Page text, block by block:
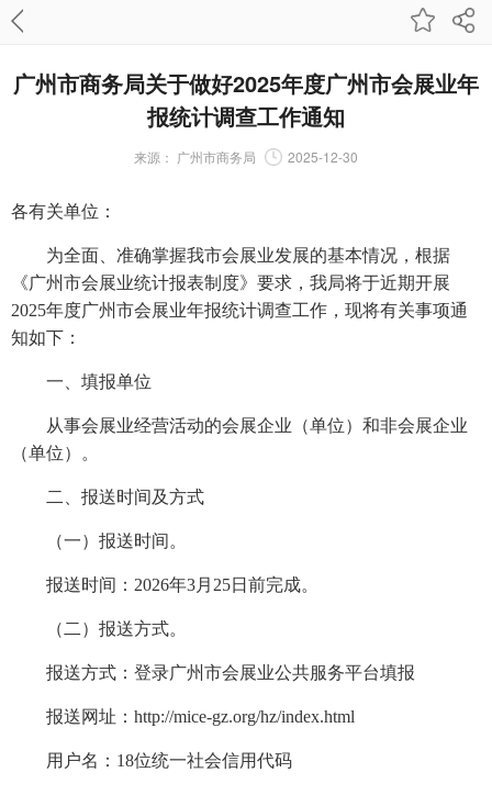
广州市商务局关于做好2025年度广州市会展业年
报统计调查工作通知
来源： 广州市商务局 2025-12-30
各有关单位：
为全面、准确掌握我市会展业发展的基本情况，根据
《广州市会展业统计报表制度》要求，我局将于近期开展
2025年度广州市会展业年报统计调查工作，现将有关事项通
知如下：
一、填报单位
从事会展业经营活动的会展企业（单位）和非会展企业
（单位）。
二、报送时间及方式
（一）报送时间。
报送时间：2026年3月25日前完成。
（二）报送方式。
报送方式：登录广州市会展业公共服务平台填报
报送网址：http://mice-gz.org/hz/index.html
用户名：18位统一社会信用代码